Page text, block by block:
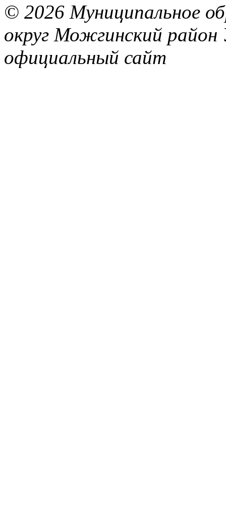
© 2026 Муниципальное
округ Можгинский район
официальный сайт